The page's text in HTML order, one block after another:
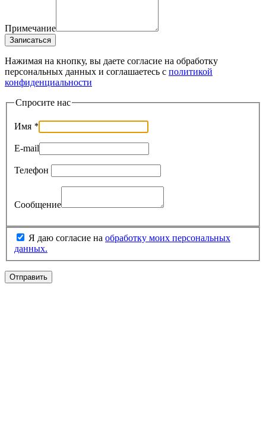
Примечание
Записаться
Нажимая на кнопку, вы даете согласие на обработку
персональных данных и соглашаетесь c политикой
конфиденциальности
Спросите нас
Имя *
E-mail
Телефон
Сообщение
Я даю согласие на обработку моих персональных
данных.
Отправить